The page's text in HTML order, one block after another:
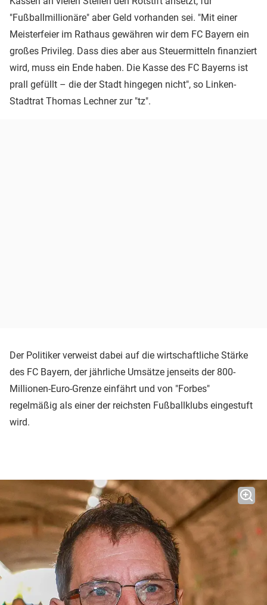
"Fußballmillionäre" aber Geld vorhanden sei. "Mit einer
Meisterfeier im Rathaus gewähren wir dem FC Bayern ein
großes Privileg. Dass dies aber aus Steuermitteln finanziert
wird, muss ein Ende haben. Die Kasse des FC Bayerns ist
prall gefüllt – die der Stadt hingegen nicht", so Linken-
Stadtrat Thomas Lechner zur "tz".
Der Politiker verweist dabei auf die wirtschaftliche Stärke
des FC Bayern, der jährliche Umsätze jenseits der 800-
Millionen-Euro-Grenze einfährt und von "Forbes"
regelmäßig als einer der reichsten Fußballklubs eingestuft
wird.